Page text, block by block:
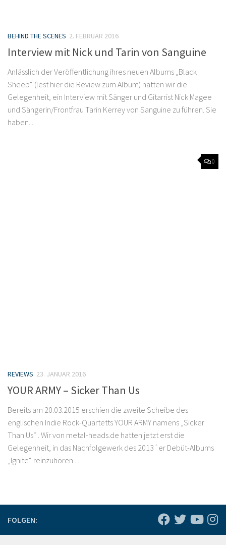
BEHIND THE SCENES 2. FEBRUAR 2016
Interview mit Nick und Tarin von Sanguine
Anlässlich der Veröffentlichung ihres neuen Albums „Black
Sheep“ (lest hier die Review zum Album) hatten wir die
Gelegenheit, ein Interview mit Sänger und Gitarrist Nick Magee
und Sängerin/Frontfrau Tarin Kerrey von Sanguine zu führen. Sie
haben...
0
REVIEWS 23. JANUAR 2016
YOUR ARMY – Sicker Than Us
Bereits am 20.03.2015 erschien die zweite Scheibe des
englischen Indie Rock-Quartetts YOUR ARMY namens „Sicker
Than Us“ . Wir von metal-heads.de hatten jetzt erst die
Gelegenheit, in das Nachfolgewerk des 2013´er Debüt-Albums
„Ignite“ reinzuhören....
FOLGEN: